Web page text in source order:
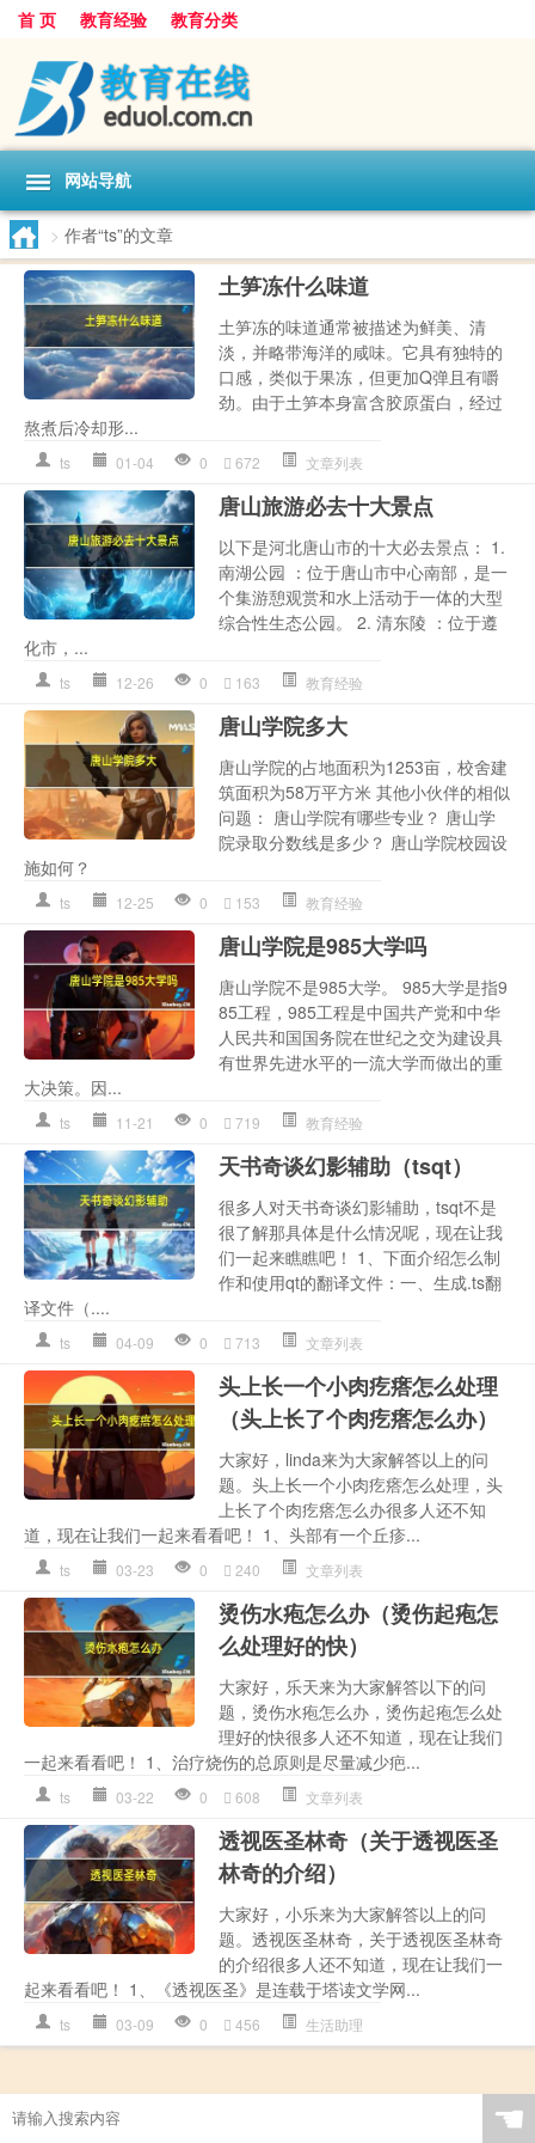
首 页 教育经验 教育分类
网站导航
> 作者“ts”的文章
土笋冻什么味道
土笋冻的味道通常被描述为鲜美、清
淡，并略带海洋的咸味。它具有独特的
口感，类似于果冻，但更加Q弹且有嚼
劲。由于土笋本身富含胶原蛋白，经过
熬煮后冷却形...
ts 01-04 0 672 文章列表
唐山旅游必去十大景点
以下是河北唐山市的十大必去景点： 1.
南湖公园 ：位于唐山市中心南部，是一
个集游憩观赏和水上活动于一体的大型
综合性生态公园。 2. 清东陵 ：位于遵
化市，...
ts 12-26 0 163 教育经验
唐山学院多大
唐山学院的占地面积为1253亩，校舍建
筑面积为58万平方米 其他小伙伴的相似
问题： 唐山学院有哪些专业？ 唐山学
院录取分数线是多少？ 唐山学院校园设
施如何？
ts 12-25 0 153 教育经验
唐山学院是985大学吗
唐山学院不是985大学。 985大学是指9
85工程，985工程是中国共产党和中华
人民共和国国务院在世纪之交为建设具
有世界先进水平的一流大学而做出的重
大决策。因...
ts 11-21 0 719 教育经验
天书奇谈幻影辅助（tsqt）
很多人对天书奇谈幻影辅助，tsqt不是
很了解那具体是什么情况呢，现在让我
们一起来瞧瞧吧！ 1、下面介绍怎么制
作和使用qt的翻译文件：一、生成.ts翻
译文件（....
ts 04-09 0 713 文章列表
头上长一个小肉疙瘩怎么处理
（头上长了个肉疙瘩怎么办）
大家好，linda来为大家解答以上的问
题。头上长一个小肉疙瘩怎么处理，头
上长了个肉疙瘩怎么办很多人还不知
道，现在让我们一起来看看吧！ 1、头部有一个丘疹...
ts 03-23 0 240 文章列表
烫伤水疱怎么办（烫伤起疱怎
么处理好的快）
大家好，乐天来为大家解答以下的问
题，烫伤水疱怎么办，烫伤起疱怎么处
理好的快很多人还不知道，现在让我们
一起来看看吧！ 1、治疗烧伤的总原则是尽量减少疤...
ts 03-22 0 608 文章列表
透视医圣林奇（关于透视医圣
林奇的介绍）
大家好，小乐来为大家解答以上的问
题。透视医圣林奇，关于透视医圣林奇
的介绍很多人还不知道，现在让我们一
起来看看吧！ 1、《透视医圣》是连载于塔读文学网...
ts 03-09 0 456 生活助理
☚